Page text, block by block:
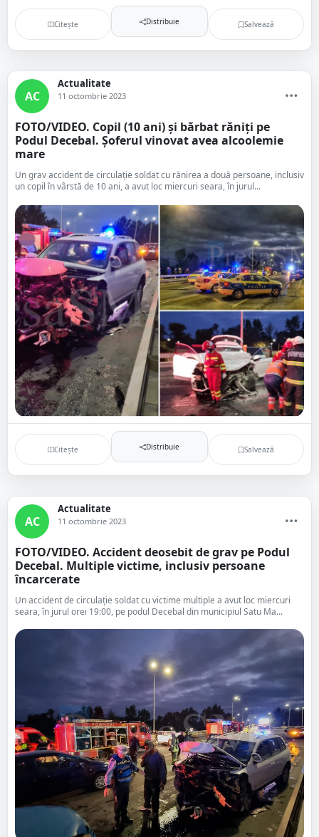
Citește Distribuie Salvează
AC
Actualitate
11 octombrie 2023
FOTO/VIDEO. Copil (10 ani) și bărbat răniți pe
Podul Decebal. Șoferul vinovat avea alcoolemie
mare
Un grav accident de circulație soldat cu rănirea a două persoane, inclusiv
un copil în vârstă de 10 ani, a avut loc miercuri seara, în jurul...
Citește Distribuie Salvează
AC
Actualitate
11 octombrie 2023
FOTO/VIDEO. Accident deosebit de grav pe Podul
Decebal. Multiple victime, inclusiv persoane
încarcerate
Un accident de circulație soldat cu victime multiple a avut loc miercuri
seara, în jurul orei 19:00, pe podul Decebal din municipiul Satu Ma...